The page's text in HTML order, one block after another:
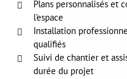
Plans personnalisés et
l'espace
Installation
qualifiés
Suivi de chantier et
durée du projet